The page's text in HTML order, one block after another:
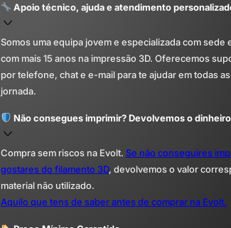
Apoio técnico, ajuda e atendimento
Somos uma equipa jovem e especializada com sede
com mais 15 anos na impressão 3D. Oferecemos
por telefone, chat e e-mail para te ajudar em todas
jornada.
Não consegues imprimir? Devolvemos o
Compra sem riscos na Evolt. Se não conseguires
gostares do filamento 3D, devolvemos o valor
material não utilizado.
Aquilo que tens de saber antes de comprar na Evolt.